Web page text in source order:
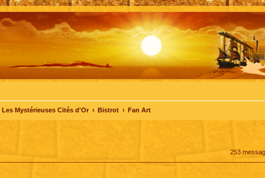
Les Mystérieuses Cités d'Or Bistrot Fan Art
253